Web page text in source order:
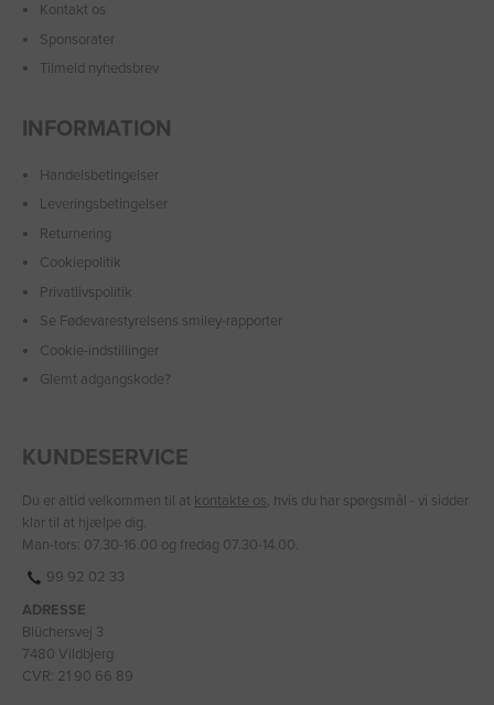
Kontakt os
Sponsorater
Tilmeld nyhedsbrev
INFORMATION
Handelsbetingelser
Leveringsbetingelser
Returnering
Cookiepolitik
Privatlivspolitik
Se Fødevarestyrelsens smiley-rapporter
Cookie-indstillinger
Glemt adgangskode?
KUNDESERVICE
Du er altid velkommen til at kontakte os, hvis du har spørgsmål - vi sidder
klar til at hjælpe dig.
Man-tors: 07.30-16.00 og fredag 07.30-14.00.
99 92 02 33
ADRESSE
Blüchersvej 3
7480 Vildbjerg
CVR: 21 90 66 89